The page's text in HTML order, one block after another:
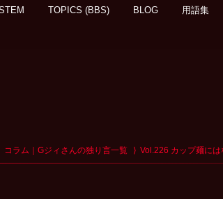
TOPICS (BBS) BLOG 用語集
コラム｜Gジィさんの独り言一覧 Vol.226 カップ麺に